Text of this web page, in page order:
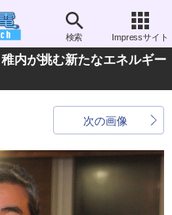
検索 Impressサイト
内が挑む新たなエネルギー
次の画像